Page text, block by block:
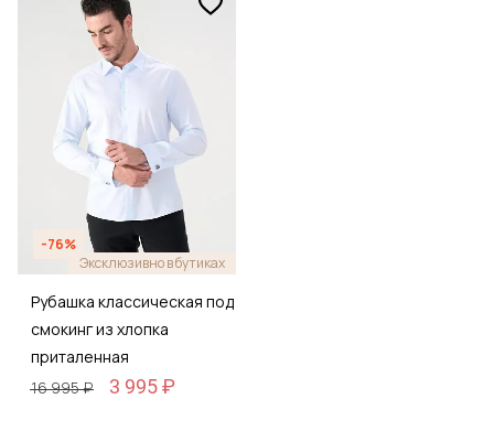
-76%
Эксклюзивно в бутиках
Рубашка классическая под
смокинг из хлопка
приталенная
16 995 ₽
3 995 ₽